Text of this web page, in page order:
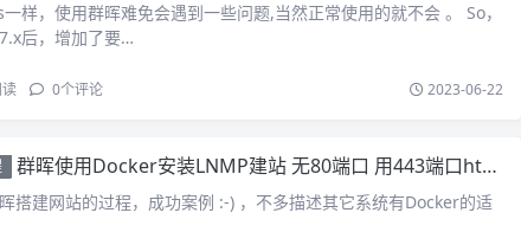
样，使用群晖难免会遇到一些问题,当然正常使用的就不会 。 So，
后，增加了要…
0个评论 2023-06-22
群晖使用Docker安装LNMP建站 无80端口 用443端口https访问
搭建网站的过程，成功案例 :-) ，不多描述其它系统有Docker的适